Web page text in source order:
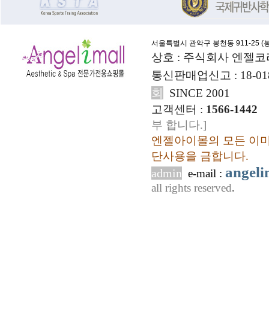
서울특별시 관악구 봉천동 911-25 (
상호 : 주식회사 엔젤
통신판매업신고 : 18-
회
SINCE 2001
고객센터 : 1566-1442
부 합니다.]
엔젤아이몰의 모든 이
단사용을 금합니다.
admin e-mail :
all rights reserved.